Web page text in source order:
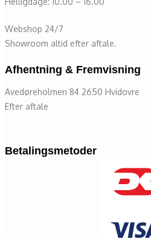
Webshop 24/7
Showroom altid efter aftale.
Afhentning & Fremvisning
Avedøreholmen 84 2650 Hvidovre
Efter aftale
Betalingsmetoder